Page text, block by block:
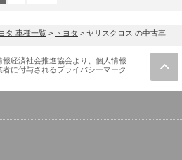
タ 車種一覧 > トヨタ > ヤリスクロス の中古車
経済社会推進協会より、個人情報
に付与されるプライバシーマーク